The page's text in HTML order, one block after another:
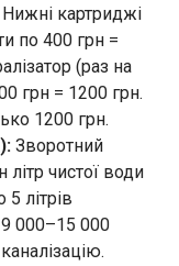
Нижні картриджі
по 400 грн =
(раз на
грн = 1200 грн.
1200 грн.
Зворотний
чистої води
літрів
000–15 000